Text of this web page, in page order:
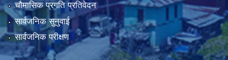
चौमासिक प्रगति प्रतिवेदन
सार्वजनिक सुनुवाई
सार्वजनिक परीक्षण